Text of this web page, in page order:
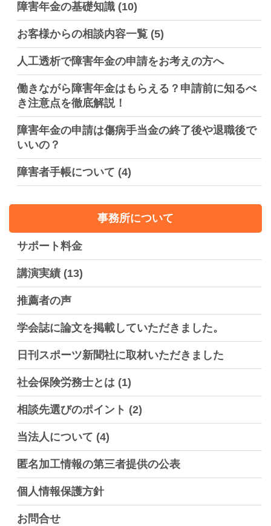
障害年金の基礎知識 (10)
お客様からの相談内容一覧 (5)
人工透析で障害年金の申請をお考えの方へ
働きながら障害年金はもらえる？申請前に知るべ
き注意点を徹底解説！
障害年金の申請は傷病手当金の終了後や退職後で
いいの？
障害者手帳について (4)
事務所について
サポート料金
講演実績 (13)
推薦者の声
学会誌に論文を掲載していただきました。
日刊スポーツ新聞社に取材いただきました
社会保険労務士とは (1)
相談先選びのポイント (2)
当法人について (4)
匿名加工情報の第三者提供の公表
個人情報保護方針
お問合せ